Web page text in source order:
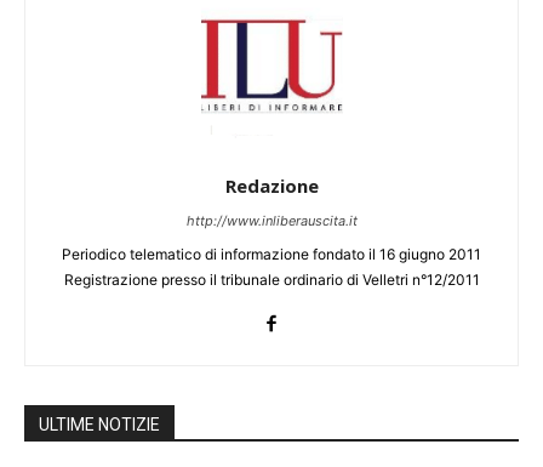
Redazione
http://www.inliberauscita.it
Periodico telematico di informazione fondato il 16 giugno 2011
Registrazione presso il tribunale ordinario di Velletri n°12/2011
ULTIME NOTIZIE